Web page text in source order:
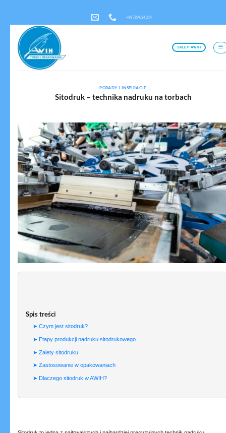
do
zawartości
+48 789 024 254
SKLEP AWIH
PORADY I INSPIRACJE
Sitodruk – technika nadruku na torbach
Spis treści
Czym jest sitodruk?
Etapy produkcji nadruku sitodrukowego
Zalety sitodruku
Zastosowanie w opakowaniach
Dlaczego sitodruk w AWIH?